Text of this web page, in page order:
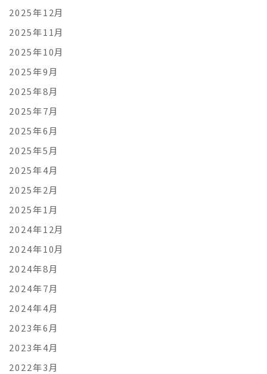
2025年12月
2025年11月
2025年10月
2025年9月
2025年8月
2025年7月
2025年6月
2025年5月
2025年4月
2025年2月
2025年1月
2024年12月
2024年10月
2024年8月
2024年7月
2024年4月
2023年6月
2023年4月
2022年3月